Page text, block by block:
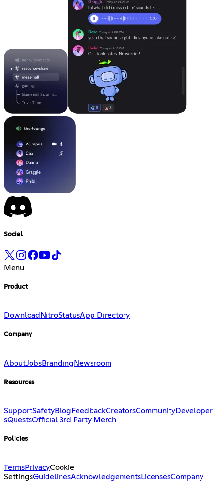
Social
Menu
Product
Download NitroStatusApp Directory
Company
AboutJobsBrandingNewsroom
Resources
SupportSafetyBlog FeedbackCreatorsCommunityDeveloper
sQuestsOfficial 3rd Party Merch
Policies
TermsPrivacyCookie
SettingsGuidelinesAcknowledgementsLicensesCompany